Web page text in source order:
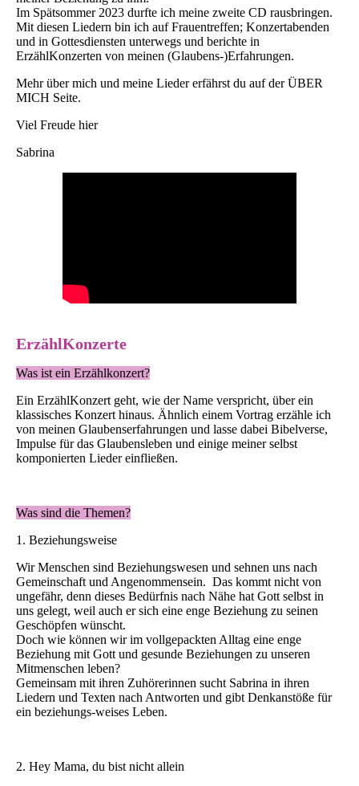
Im Spätsommer 2023 durfte ich meine zweite CD rausbringen.
Mit diesen Liedern bin ich auf Frauentreffen; Konzertabenden
und in Gottesdiensten unterwegs und berichte in
ErzählKonzerten von meinen (Glaubens-)Erfahrungen.
Mehr über mich und meine Lieder erfährst du auf der ÜBER
MICH Seite.
Viel Freude hier
Sabrina
ErzählKonzerte
Was ist ein Erzählkonzert?
Ein ErzählKonzert geht, wie der Name verspricht, über ein
klassisches Konzert hinaus. Ähnlich einem Vortrag erzähle ich
von meinen Glaubenserfahrungen und lasse dabei Bibelverse,
Impulse für das Glaubensleben und einige meiner selbst
komponierten Lieder einfließen.
Was sind die Themen?
1. Beziehungsweise
Wir Menschen sind Beziehungswesen und sehnen uns nach
Gemeinschaft und Angenommensein. Das kommt nicht von
ungefähr, denn dieses Bedürfnis nach Nähe hat Gott selbst in
uns gelegt, weil auch er sich eine enge Beziehung zu seinen
Geschöpfen wünscht.
Doch wie können wir im vollgepackten Alltag eine enge
Beziehung mit Gott und gesunde Beziehungen zu unseren
Mitmenschen leben?
Gemeinsam mit ihren Zuhörerinnen sucht Sabrina in ihren
Liedern und Texten nach Antworten und gibt Denkanstöße für
ein beziehungs-weises Leben.
2. Hey Mama, du bist nicht allein